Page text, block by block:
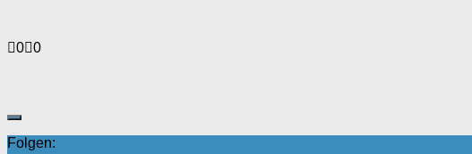
Anklicken
0 Anklicken
0
Folgen: